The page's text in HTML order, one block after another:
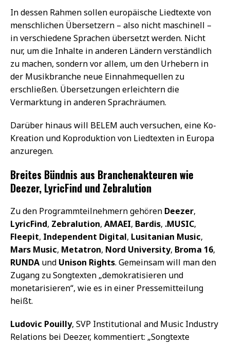
In dessen Rahmen sollen europäische Liedtexte von
menschlichen Übersetzern – also nicht maschinell –
in verschiedene Sprachen übersetzt werden. Nicht
nur, um die Inhalte in anderen Ländern verständlich
zu machen, sondern vor allem, um den Urhebern in
der Musikbranche neue Einnahmequellen zu
erschließen. Übersetzungen erleichtern die
Vermarktung in anderen Sprachräumen.
Darüber hinaus will BELEM auch versuchen, eine Ko-
Kreation und Koproduktion von Liedtexten in Europa
anzuregen.
Breites Bündnis aus Branchenakteuren wie
Deezer, LyricFind und Zebralution
Zu den Programmteilnehmern gehören Deezer,
LyricFind, Zebralution, AMAEI, Bardis, .MUSIC,
Fleepit, Independent Digital, Lusitanian Music,
Mars Music, Metatron, Nord University, Broma 16,
RUNDA und Unison Rights. Gemeinsam will man den
Zugang zu Songtexten „demokratisieren und
monetarisieren“, wie es in einer Pressemitteilung
heißt.
Ludovic Pouilly, SVP Institutional and Music Industry
Relations bei Deezer, kommentiert: „Songtexte